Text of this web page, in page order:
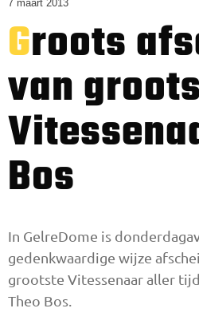
7 maart 2013
Groots afscheid
van
Bos
In GelreDome is
gedenkwaardige wijze
grootste Vitessenaar aller
Theo Bos.